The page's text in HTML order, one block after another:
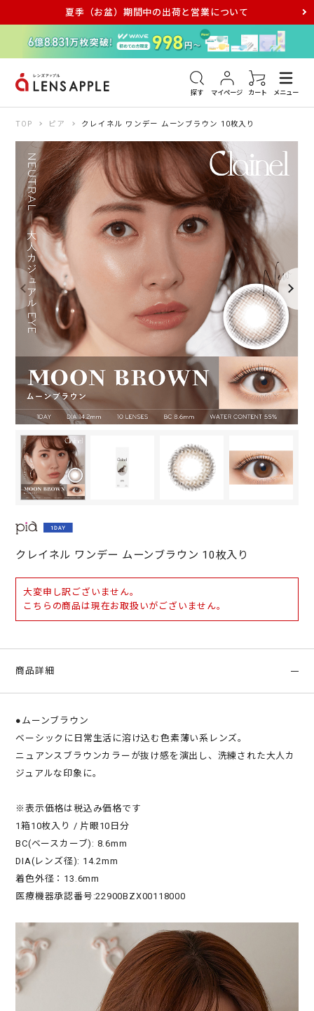
夏季（お盆）期間中の出荷と営業について
探す マイページ カート メニュー
アキュビュー メダリスト メガネ
TOP ピア クレイネル ワンデー ムーンブラウン 10枚入り
クレイネル ワンデー ムーンブラウン 10枚入り
大変申し訳ございません。
こちらの商品は現在お取扱いがございません。
商品詳細
●ムーンブラウン
ベーシックに日常生活に溶け込む色素薄い系レンズ。
ニュアンスブラウンカラーが抜け感を演出し、洗練された大人カ
ジュアルな印象に。
※表示価格は税込み価格です
1箱10枚入り / 片眼10日分
BC(ベースカーブ): 8.6mm
DIA(レンズ径): 14.2mm
着色外径：13.6mm
医療機器承認番号:22900BZX00118000